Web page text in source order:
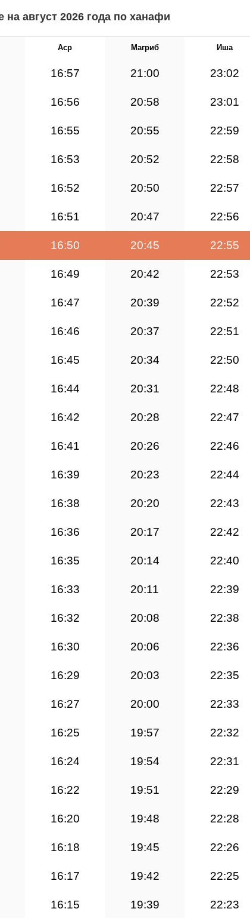
август 2026 года по ханафи
Аср Магриб Иша
16:57 21:00 23:02
16:56 20:58 23:01
16:55 20:55 22:59
16:53 20:52 22:58
16:52 20:50 22:57
16:51 20:47 22:56
16:50 20:45 22:55
16:49 20:42 22:53
16:47 20:39 22:52
16:46 20:37 22:51
16:45 20:34 22:50
16:44 20:31 22:48
16:42 20:28 22:47
16:41 20:26 22:46
16:39 20:23 22:44
16:38 20:20 22:43
16:36 20:17 22:42
16:35 20:14 22:40
16:33 20:11 22:39
16:32 20:08 22:38
16:30 20:06 22:36
16:29 20:03 22:35
16:27 20:00 22:33
16:25 19:57 22:32
16:24 19:54 22:31
16:22 19:51 22:29
16:20 19:48 22:28
16:18 19:45 22:26
16:17 19:42 22:25
16:15 19:39 22:23